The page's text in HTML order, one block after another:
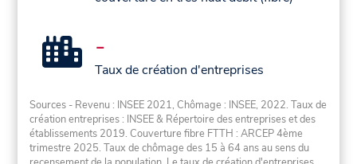
-
Taux de création d'entreprises
Sources - Revenu : INSEE 2021, Chômage : INSEE, 2022. Taux de
création entreprises : INSEE & Répertoire des entreprises et des
établissements 2019. Couverture fibre FTTH : ARCEP 4ème
trimestre 2025. Taux de chômage des 15 à 64 ans au sens du